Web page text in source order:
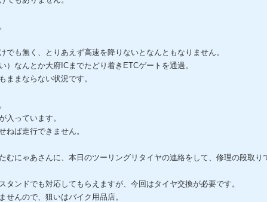
も無く、とりあえず高速を降りないとなんともなりません。
なんとか大府ICまでたどり着きETCゲートを通過。
ままならない状況です。
入っています。
ねば走行できません。
むにゃあさんに、本日のツーリングリタイヤの連絡をして、修理の段取り
ンドでも対応してもらえますが、今回はタイヤ交換が必要です。
んので、狙いはバイク用品店。